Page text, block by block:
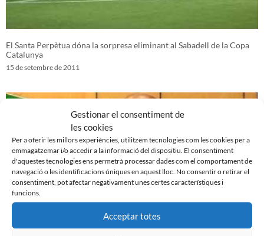
Gestionar el consentiment de
les cookies
Per a oferir les millors experiències, utilitzem tecnologies com les cookies per a
emmagatzemar i/o accedir a la informació del dispositiu. El consentiment
d'aquestes tecnologies ens permetrà processar dades com el comportament de
navegació o les identificacions úniques en aquest lloc. No consentir o retirar el
consentiment, pot afectar negativament unes certes característiques i
funcions.
Acceptar totes
El Santa Perpètua dóna la sorpresa eliminant al Sabadell de la Copa
Catalunya
15 de setembre de 2011